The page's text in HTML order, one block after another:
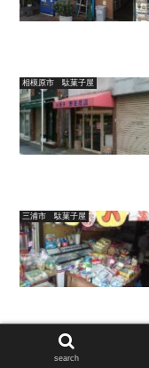
相模原市 駄菓子屋
三浦市 駄菓子屋
search